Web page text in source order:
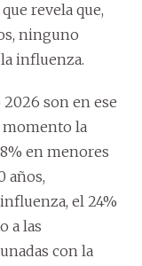
revela que,
ninguno
influenza.
son en ese
momento la
en menores
años,
el 24%
a las
con la